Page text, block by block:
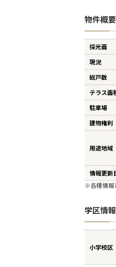
物件概要
採光面
現況
総戸数
テラス面
駐車場
建物権利
用途地域
情報更新
※各種情報
学区情報
小学校区